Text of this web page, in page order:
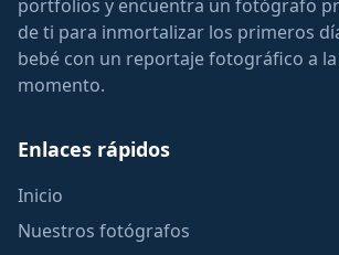
portfolios y encuentra un fotógrafo
de ti para inmortalizar los primeros
bebé con un reportaje fotográfico a
momento.
Enlaces rápidos
Inicio
Nuestros fotógrafos